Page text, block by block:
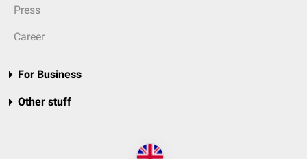
Press
Career
For Business
Other stuff